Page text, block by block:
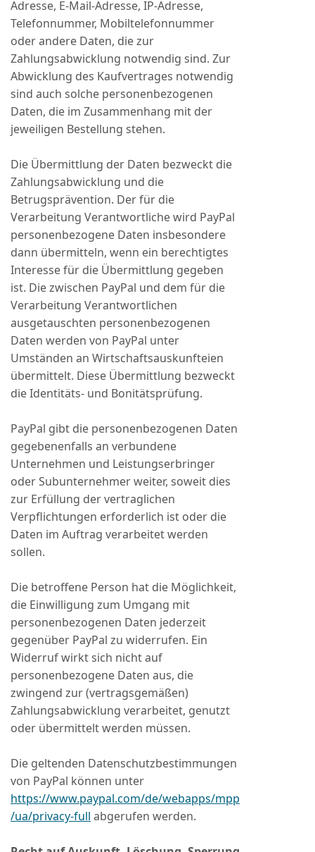
Adresse, E-Mail-Adresse, IP-Adresse,
Telefonnummer, Mobiltelefonnummer
oder andere Daten, die zur
Zahlungsabwicklung notwendig sind. Zur
Abwicklung des Kaufvertrages notwendig
sind auch solche personenbezogenen
Daten, die im Zusammenhang mit der
jeweiligen Bestellung stehen.
Die Übermittlung der Daten bezweckt die
Zahlungsabwicklung und die
Betrugsprävention. Der für die
Verarbeitung Verantwortliche wird PayPal
personenbezogene Daten insbesondere
dann übermitteln, wenn ein berechtigtes
Interesse für die Übermittlung gegeben
ist. Die zwischen PayPal und dem für die
Verarbeitung Verantwortlichen
ausgetauschten personenbezogenen
Daten werden von PayPal unter
Umständen an Wirtschaftsauskunfteien
übermittelt. Diese Übermittlung bezweckt
die Identitäts- und Bonitätsprüfung.
PayPal gibt die personenbezogenen Daten
gegebenenfalls an verbundene
Unternehmen und Leistungserbringer
oder Subunternehmer weiter, soweit dies
zur Erfüllung der vertraglichen
Verpflichtungen erforderlich ist oder die
Daten im Auftrag verarbeitet werden
sollen.
Die betroffene Person hat die Möglichkeit,
die Einwilligung zum Umgang mit
personenbezogenen Daten jederzeit
gegenüber PayPal zu widerrufen. Ein
Widerruf wirkt sich nicht auf
personenbezogene Daten aus, die
zwingend zur (vertragsgemäßen)
Zahlungsabwicklung verarbeitet, genutzt
oder übermittelt werden müssen.
Die geltenden Datenschutzbestimmungen
von PayPal können unter
https://www.paypal.com/de/webapps/mpp
/ua/privacy-full abgerufen werden.